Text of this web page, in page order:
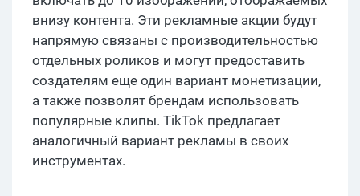
внизу контента. Эти рекламные акции будут
напрямую связаны с производительностью
отдельных роликов и могут предоставить
создателям еще один вариант монетизации,
а также позволят брендам использовать
популярные клипы. TikTok предлагает
аналогичный вариант рекламы в своих
инструментах.